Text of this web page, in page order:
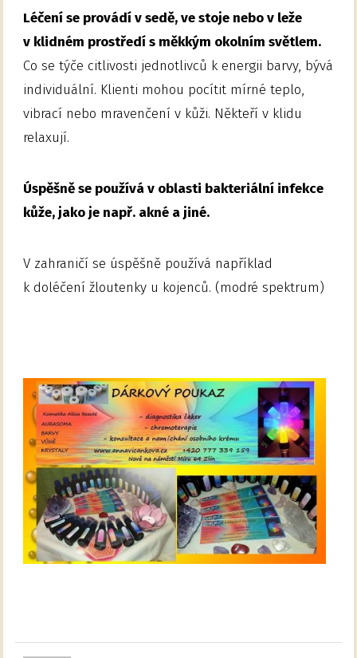
Léčení se provádí v sedě, ve stoje nebo v leže
v klidném prostředí s měkkým okolním světlem.
Co se týče citlivosti jednotlivců k energii barvy, bývá
individuální. Klienti mohou pocítit mírné teplo,
vibrací nebo mravenčení v kůži. Někteří v klidu
relaxují.
Úspěšně se používá v oblasti bakteriální infekce
kůže, jako je např. akné a jiné.
V zahraničí se úspěšně používá například
k doléčení žloutenky u kojenců. (modré spektrum)